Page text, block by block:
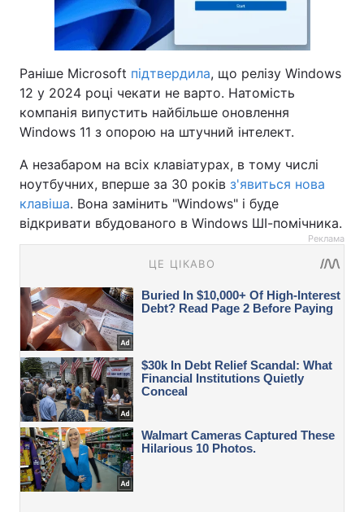
Раніше Microsoft підтвердила, що релізу Windows
12 у 2024 році чекати не варто. Натомість
компанія випустить найбільше оновлення
Windows 11 з опорою на штучний інтелект.
А незабаром на всіх клавіатурах, в тому числі
ноутбучних, вперше за 30 років з'явиться нова
клавіша. Вона замінить "Windows" і буде
відкривати вбудованого в Windows ШІ-помічника.
Реклама